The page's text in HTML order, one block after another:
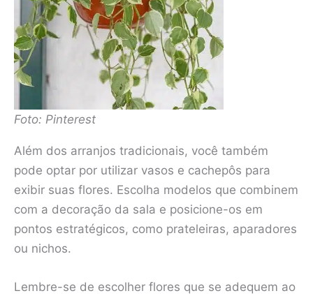
Foto: Pinterest
Além dos arranjos tradicionais, você também
pode optar por utilizar vasos e cachepôs para
exibir suas flores. Escolha modelos que combinem
com a decoração da sala e posicione-os em
pontos estratégicos, como prateleiras, aparadores
ou nichos.
Lembre-se de escolher flores que se adequem ao